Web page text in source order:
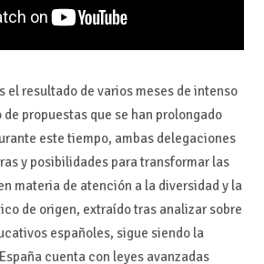
el resultado de varios meses de intenso
propuestas que se han prolongado
este tiempo, ambas delegaciones
y posibilidades para transformar las
materia de atención a la diversidad y la
de origen, extraído tras analizar sobre
españoles, sigue siendo la
cuenta con leyes avanzadas